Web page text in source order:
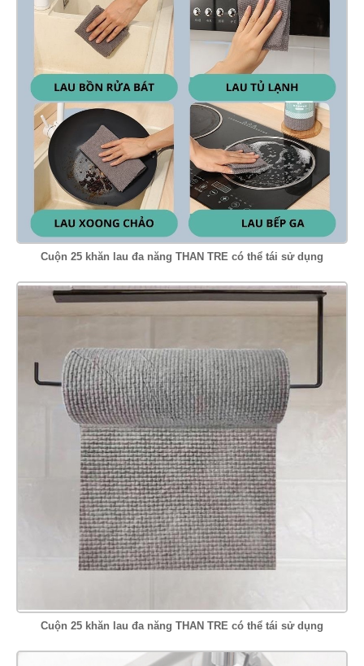
Cuộn 25 khăn lau đa năng THAN TRE có thể tái sử dụng
Cuộn 25 khăn lau đa năng THAN TRE có thể tái sử dụng